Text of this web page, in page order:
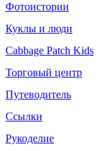
Фотоистории
Куклы и люди
Cabbage Patch Kids
Торговый центр
Путеводитель
Ссылки
Рукоделие